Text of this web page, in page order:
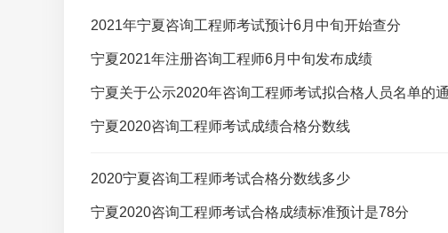
2021年宁夏咨询工程师考试预计6月中旬开始查分
宁夏2021年注册咨询工程师6月中旬发布成绩
宁夏关于公示2020年咨询工程师考试拟合格人员名单的
宁夏2020咨询工程师考试成绩合格分数线
2020宁夏咨询工程师考试合格分数线多少
宁夏2020咨询工程师考试合格成绩标准预计是78分